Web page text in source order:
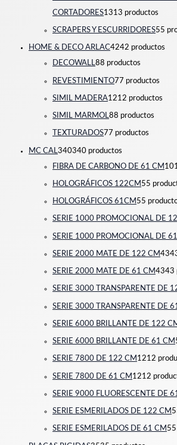
CORTADORES1313 productos
SCRAPERS Y ESCURRIDORES55
HOME & DECO ARLAC4242 productos
DECOWALL88 productos
REVESTIMIENTO77 productos
SIMIL MADERA1212 productos
SIMIL MARMOL88 productos
TEXTURADOS77 productos
MC CAL340340 productos
FIBRA DE CARBONO DE 61 CM 10
HOLOGRÁFICOS 122CM 55
HOLOGRÁFICOS 61CM 55
SERIE 1000 PROMOCIONAL DE
SERIE 1000 PROMOCIONAL DE
SERIE 2000 MATE DE 122 CM43
SERIE 2000 MATE DE 61 CM4343
SERIE 3000 TRANSPARENTE DE
SERIE 3000 TRANSPARENTE DE
SERIE 6000 BRILLANTE DE 122
SERIE 6000 BRILLANTE DE 61 CM
SERIE 7800 DE 122 CM 1212
SERIE 7800 DE 61 CM 1212
SERIE 9000 FLUORESCENTE DE
SERIE ESMERILADOS DE 122 CM 5
SERIE ESMERILADOS DE 61 CM 5